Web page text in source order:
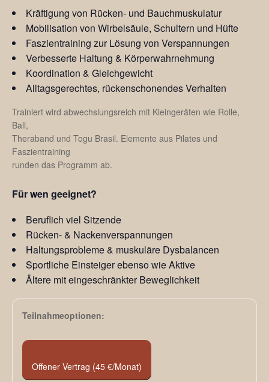
Kräftigung von Rücken- und Bauchmuskulatur
Mobilisation von Wirbelsäule, Schultern und Hüfte
Faszientraining zur Lösung von Verspannungen
Verbesserte Haltung & Körperwahrnehmung
Koordination & Gleichgewicht
Alltagsgerechtes, rückenschonendes Verhalten
Trainiert wird abwechslungsreich mit Kleingeräten wie Rolle,
Ball,
Theraband und Togu Brasil. Elemente aus Pilates und
Faszientraining
runden das Programm ab.
Für wen geeignet?
Beruflich viel Sitzende
Rücken- & Nackenverspannungen
Haltungsprobleme & muskuläre Dysbalancen
Sportliche Einsteiger ebenso wie Aktive
Ältere mit eingeschränkter Beweglichkeit
Teilnahmeoptionen:
Offener Vertrag (45 €/Monat)